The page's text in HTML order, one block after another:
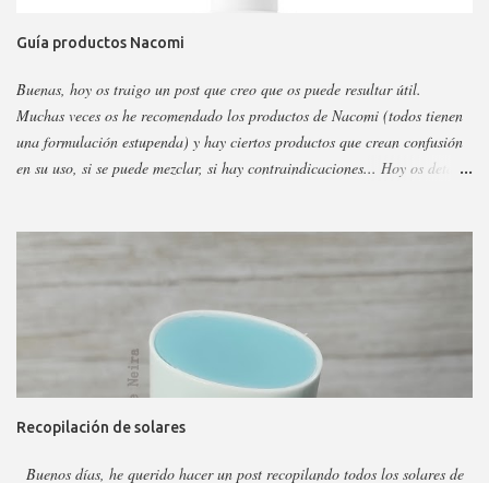
Guía productos Nacomi
Buenas, hoy os traigo un post que creo que os puede resultar útil.
Muchas veces os he recomendado los productos de Nacomi (todos tienen
una formulación estupenda) y hay ciertos productos que crean confusión
en su uso, si se puede mezclar, si hay contraindicaciones... Hoy os detallo
corporales, así es más fácil, además al final añadiré gamas concretas. La
marca tiene otros sérum y cremas, pero estos son los más dificilillos de
tenéis en casi todas las perfumerías, es cruelty free y casi toda vegana.
Hay ciertos productos que no están en todas las webs, pero como se suele
decir Google es nuestro amigo. Empecemos: Productos faciales Dermo
loción limpiadora ceramidas Precio: 4 euros. Cantidad: 150 ml.
Propiedades: Limpiador acuoso para todas las pieles, pero p...
Recopilación de solares
Buenos días, he querido hacer un post recopilando todos los solares de